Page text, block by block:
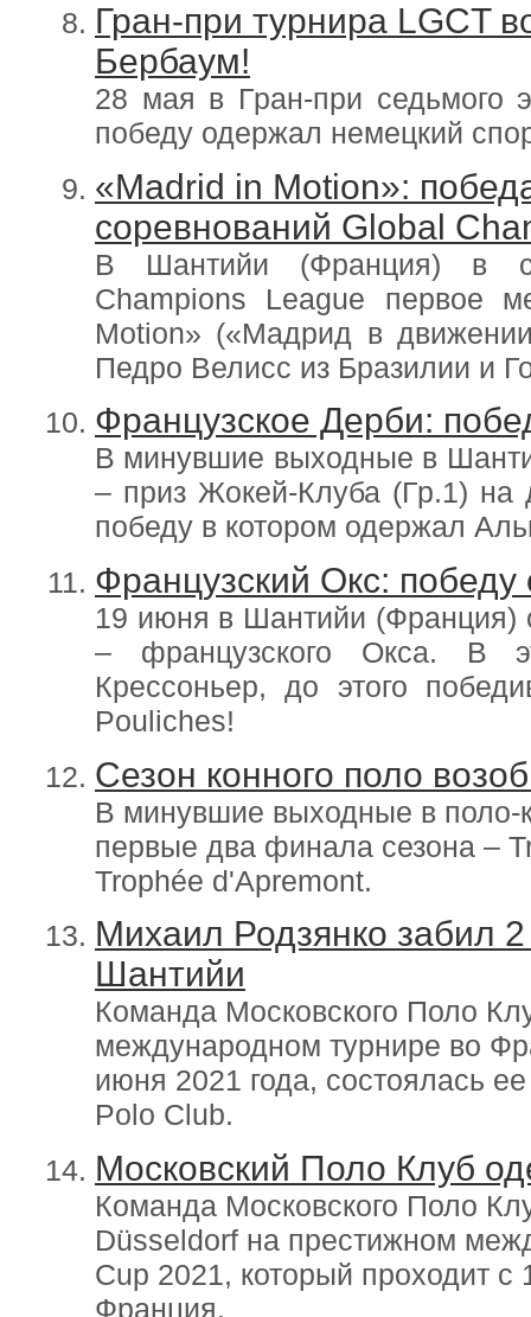
Гран-при турнира LGCT
Бербаум!
28 мая в Гран-при седьмого
победу одержал немецкий
«Madrid in Motion»:
соревнований Global
В Шантийи (Франция) в
Champions League первое
Motion» («Мадрид в
Педро Велисс из Бразилии и
Французское Дерби:
В минувшие выходные в
– приз Жокей-Клуба (Гр.1) на
победу в котором одержал
Французский Окс:
19 июня в Шантийи (Франция)
– французского Окса. В
Крессоньер, до этого
Pouliches!
Сезон конного поло
В минувшие выходные в
первые два финала сезона –
Trophée d'Apremont.
Михаил Родзянко забил
Шантийи
Команда Московского Поло
международном турнире во
июня 2021 года, состоялась
Polo Club.
Московский Поло Клуб
Команда Московского Поло
Düsseldorf на престижном
Cup 2021, который проходит
Франция.